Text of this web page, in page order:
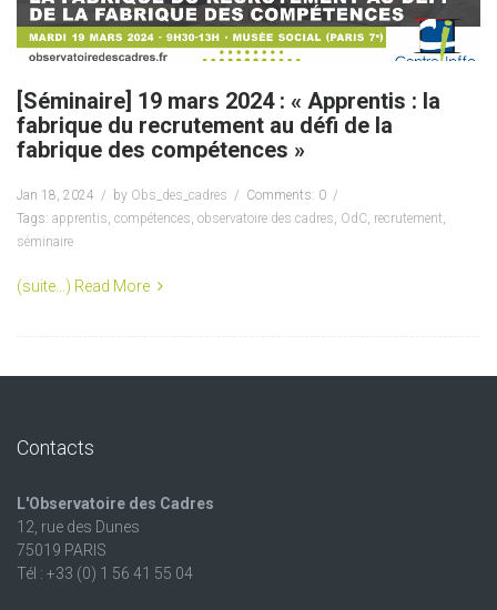
[Séminaire] 19 mars 2024 : « Apprentis : la
fabrique du recrutement au défi de la
fabrique des compétences »
Jan 18, 2024 by Obs_des_cadres
Comments: 0
Tags: apprentis, compétences, observatoire des cadres, OdC, recrutement,
séminaire
(suite…) Read More
Contacts
L'Observatoire des Cadres
12, rue des Dunes
75019 PARIS
Tél : +33 (0) 1 56 41 55 04